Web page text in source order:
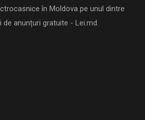
în Moldova pe unul dintre
anunțuri gratuite - Lei.md.